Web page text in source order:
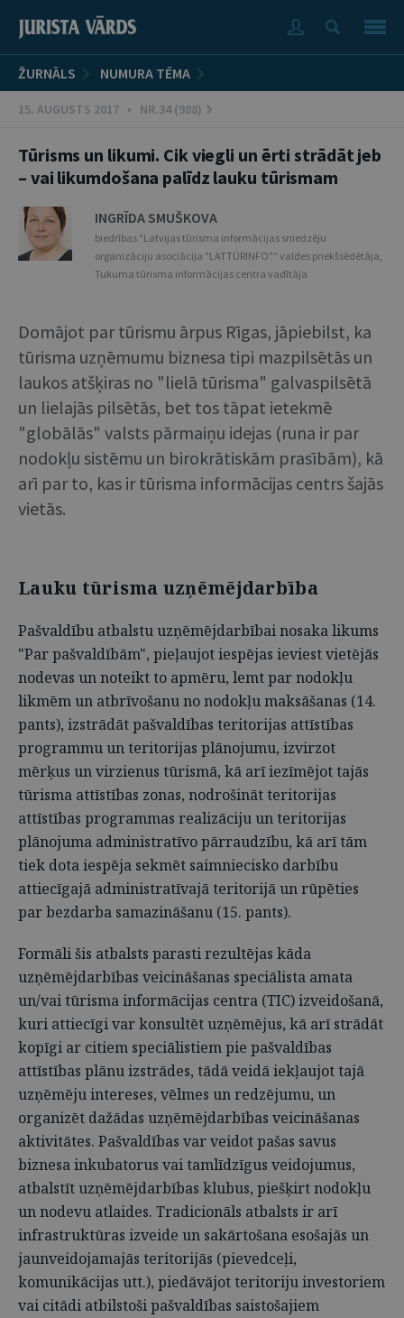
ŽURNĀLS NUMURA TĒMA
15. AUGUSTS 2017 • NR.34 (988)
Tūrisms un likumi. Cik viegli un ērti strādāt jeb
– vai likumdošana palīdz lauku tūrismam
INGRĪDA SMUŠKOVA
biedrības "Latvijas tūrisma informācijas sniedzēju
organizāciju asociācija "LATTŪRINFO"" valdes priekšsēdētāja,
Tukuma tūrisma informācijas centra vadītāja
Domājot par tūrismu ārpus Rīgas, jāpiebilst, ka
tūrisma uzņēmumu biznesa tipi mazpilsētās un
laukos atšķiras no "lielā tūrisma" galvaspilsētā
un lielajās pilsētās, bet tos tāpat ietekmē
"globālās" valsts pārmaiņu idejas (runa ir par
nodokļu sistēmu un birokrātiskām prasībām), kā
arī par to, kas ir tūrisma informācijas centrs šajās
vietās.
Lauku tūrisma uzņēmējdarbība
Pašvaldību atbalstu uzņēmējdarbībai nosaka likums
"Par pašvaldībām", pieļaujot iespējas ieviest vietējās
nodevas un noteikt to apmēru, lemt par nodokļu
likmēm un atbrīvošanu no nodokļu maksāšanas (14.
pants), izstrādāt pašvaldības teritorijas attīstības
programmu un teritorijas plānojumu, izvirzot
mērķus un virzienus tūrismā, kā arī iezīmējot tajās
tūrisma attīstības zonas, nodrošināt teritorijas
attīstības programmas realizāciju un teritorijas
plānojuma administratīvo pārraudzību, kā arī tām
tiek dota iespēja sekmēt saimniecisko darbību
attiecīgajā administratīvajā teritorijā un rūpēties
par bezdarba samazināšanu (15. pants).
Formāli šis atbalsts parasti rezultējas kāda
uzņēmējdarbības veicināšanas speciālista amata
un/vai tūrisma informācijas centra (TIC) izveidošanā,
kuri attiecīgi var konsultēt uzņēmējus, kā arī strādāt
kopīgi ar citiem speciālistiem pie pašvaldības
attīstības plānu izstrādes, tādā veidā iekļaujot tajā
uzņēmēju intereses, vēlmes un redzējumu, un
organizēt dažādas uzņēmējdarbības veicināšanas
aktivitātes. Pašvaldības var veidot pašas savus
biznesa inkubatorus vai tamlīdzīgus veidojumus,
atbalstīt uzņēmējdarbības klubus, piešķirt nodokļu
un nodevu atlaides. Tradicionāls atbalsts ir arī
infrastruktūras izveide un sakārtošana esošajās un
jaunveidojamajās teritorijās (pievedceļi,
komunikācijas utt.), piedāvājot teritoriju investoriem
vai citādi atbilstoši pašvaldības saistošajiem